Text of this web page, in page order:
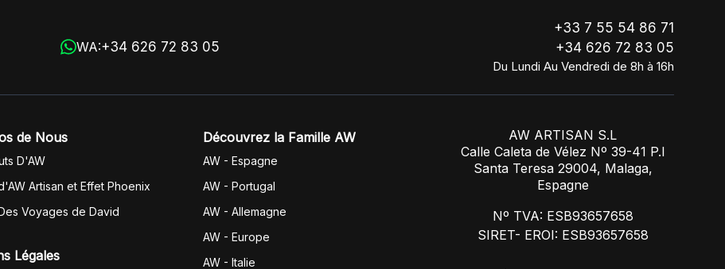
WA:+34 626 72 83 05
+33 7 55 54 86 71
+34 626 72 83 05
Du Lundi Au Vendredi de 8h à 16h
de Nous
D'AW
Artisan et Effet Phoenix
Voyages de David
Légales
Découvrez la Famille AW
AW - Espagne
AW - Portugal
AW - Allemagne
AW - Europe
AW - Italie
AW ARTISAN S.L
Calle Caleta de Vélez Nº 39-41 P.I
Santa Teresa 29004, Malaga,
Espagne
Nº TVA: ESB93657658
SIRET- EROI: ESB93657658